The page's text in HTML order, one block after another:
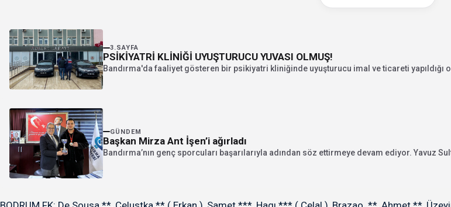
3.SAYFA
PSİKİYATRİ KLİNİĞİ UYUŞTURUCU YUVASI OLMUŞ!
Bandırma'da faaliyet gösteren bir psikiyatri kliniğinde uyuşturucu imal ve ticareti yapıldığı
GÜNDEM
Başkan Mirza Ant İşen’i ağırladı
Bandırma’nın genç sporcuları başarılarıyla adından söz ettirmeye devam ediyor. Yavuz